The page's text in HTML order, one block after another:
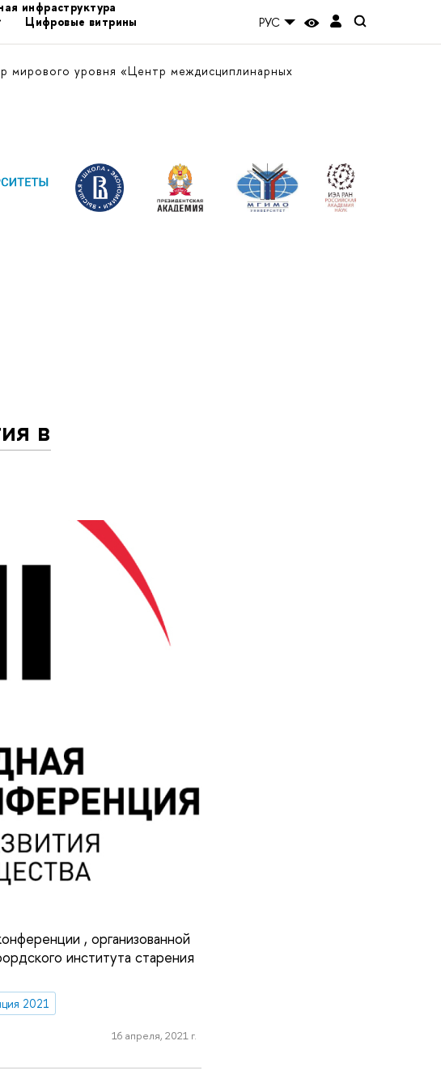
инфраструктура
Цифровые витрины
РУС
мирового уровня «Центр междисциплинарных
в
, организованной
института старения
2021
16 апреля, 2021 г.